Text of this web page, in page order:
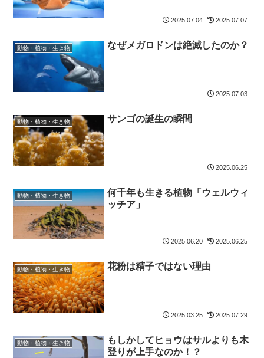
2025.07.04 2025.07.07
動物・植物・生き物 なぜメガロドンは絶滅したのか？
2025.07.03
動物・植物・生き物 サンゴの誕生の瞬間
2025.06.25
動物・植物・生き物
何千年も生きる植物「ウェルウィ
ッチア」
2025.06.20 2025.06.25
動物・植物・生き物 花粉は精子ではない理由
2025.03.25 2025.07.29
動物・植物・生き物
もしかしてヒョウはサルよりも木
登りが上手なのか！？